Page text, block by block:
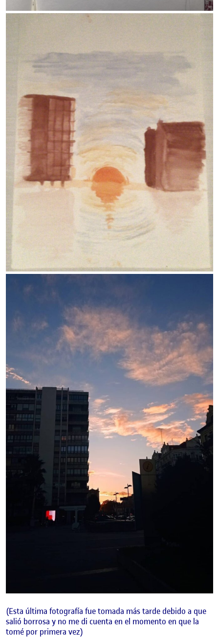
(Esta última fotografía fue tomada más tarde debido a que
salió borrosa y no me di cuenta en el momento en que la
tomé por primera vez)